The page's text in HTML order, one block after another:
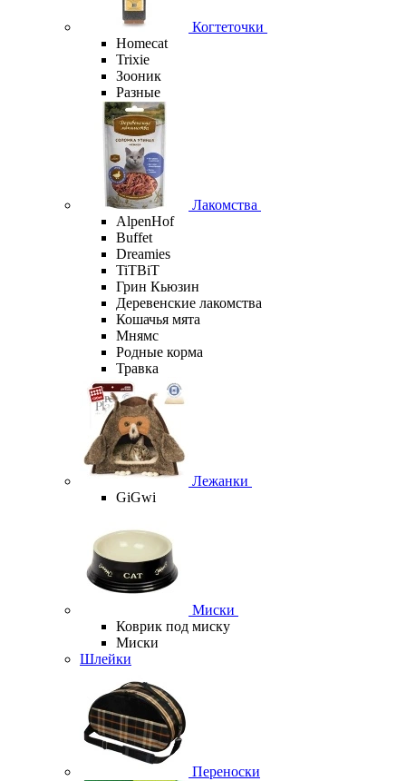
Когтеточки
Homecat
Trixie
Зооник
Разные
Лакомства
AlpenHof
Buffet
Dreamies
TiTBiT
Грин Кьюзин
Деревенские лакомства
Кошачья мята
Мнямс
Родные корма
Травка
Лежанки
GiGwi
Миски
Коврик под миску
Миски
Шлейки
Переноски